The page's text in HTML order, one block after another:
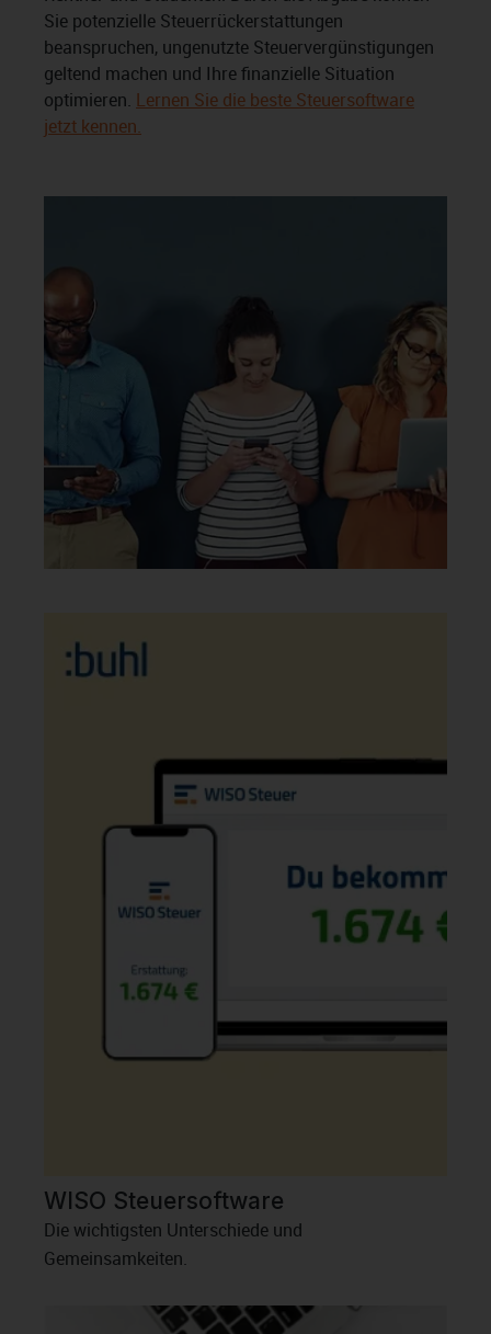
Sie potenzielle Steuerrückerstattungen
beanspruchen, ungenutzte Steuervergünstigungen
geltend machen und Ihre finanzielle Situation
optimieren. Lernen Sie die beste Steuersoftware
jetzt kennen.
WISO Steuersoftware
Die wichtigsten Unterschiede und
Gemeinsamkeiten.